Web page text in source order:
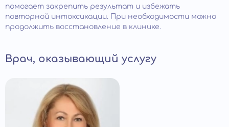
помогает закрепить результат и избежать
повторной интоксикации. При необходимости можно
продолжить восстановление в клинике.
Врач, оказывающий услугу